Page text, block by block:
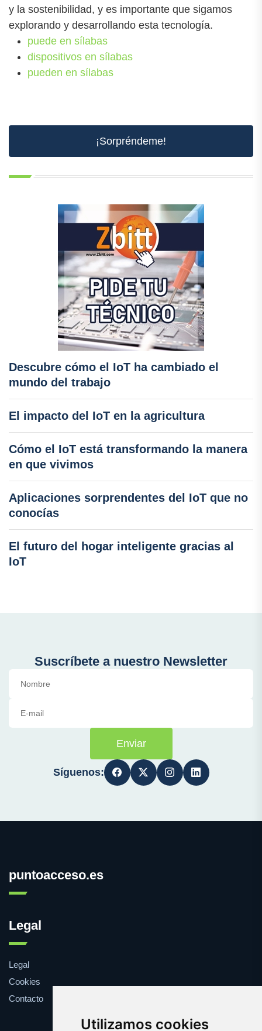
Utilizamos cookies
y la sostenibilidad, y es importante que sigamos
explorando y desarrollando esta tecnología.
puede en sílabas
dispositivos en sílabas
pueden en sílabas
¡Sorpréndeme!
Descubre cómo el IoT ha cambiado el
mundo del trabajo
El impacto del IoT en la agricultura
Cómo el IoT está transformando la manera
en que vivimos
Aplicaciones sorprendentes del IoT que no
conocías
El futuro del hogar inteligente gracias al
IoT
Suscríbete a nuestro Newsletter
Enviar
Síguenos:
puntoacceso.es
Legal
Legal
Cookies
Contacto